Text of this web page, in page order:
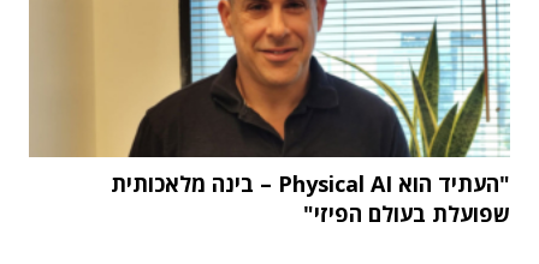
"העתיד הוא Physical AI – בינה מלאכותית
שפועלת בעולם הפיזי"